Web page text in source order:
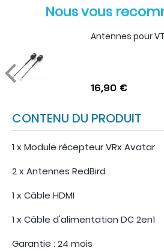
Nous vous
Antennes pour
16,90 €
CONTENU DU PRODUIT
1 x Module récepteur VRx Avatar
2 x Antennes RedBird
1 x Câble HDMI
1 x Câble d'alimentation DC 2en1
Garantie : 24 mois